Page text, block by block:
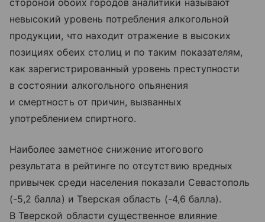
невысокий уровень потребления алкогольной
продукции, что находит отражение в высоких
позициях обеих столиц и по таким показателям,
как зарегистрированный уровень преступности
в состоянии алкогольного опьянения
и смертность от причин, вызванных
употреблением спиртного.
Наиболее заметное снижение итогового
результата в рейтинге по отсутствию вредных
привычек среди населения показали Севастополь
(-5,2 балла) и Тверская область (-4,6 балла).
В Тверской области существенное влияние